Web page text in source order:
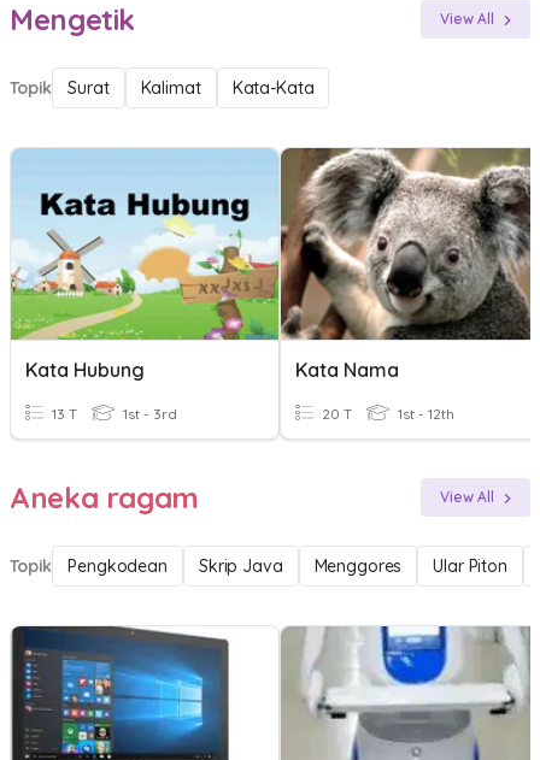
Mengetik View All
Topik Surat Kalimat Kata-Kata
Kata Hubung
13 T 1st - 3rd
Kata Nama
20 T 1st - 12th
Aneka ragam View All
Topik Pengkodean Skrip Java Menggores Ular Piton